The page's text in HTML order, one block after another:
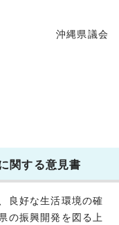
沖縄県議会
関する意見書
良好な生活環境の確
の振興開発を図る上